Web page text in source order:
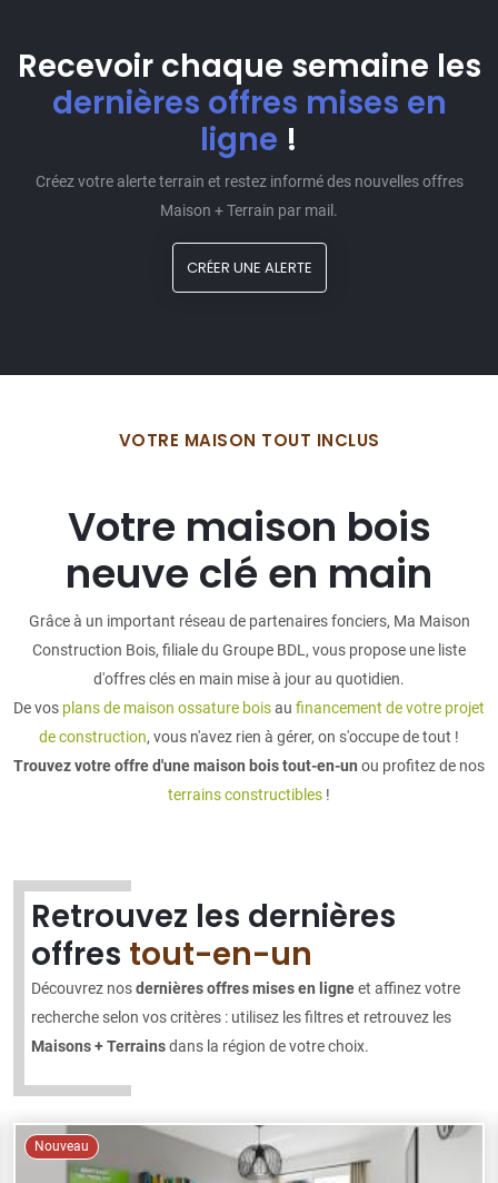
Recevoir chaque semaine les
dernières offres mises en
ligne !
Créez votre alerte terrain et restez informé des nouvelles offres
Maison + Terrain par mail.
CRÉER UNE ALERTE
VOTRE MAISON TOUT INCLUS
Votre maison bois
neuve clé en main
Grâce à un important réseau de partenaires fonciers, Ma Maison
Construction Bois, filiale du Groupe BDL, vous propose une liste
d'offres clés en main mise à jour au quotidien.
De vos plans de maison ossature boisau financement de votre projet
de construction, vous n'avez rien à gérer, on s'occupe de tout !
Trouvez votre offre d'une maison bois tout-en-un ou profitez de nos
terrains constructibles !
Retrouvez les dernières
offres tout-en-un
Découvrez nosdernières offres mises en ligneet affinez votre
recherche selon vos critères : utilisez les filtres et retrouvez les
Maisons + Terrainsdans la région de votre choix.
Nouveau